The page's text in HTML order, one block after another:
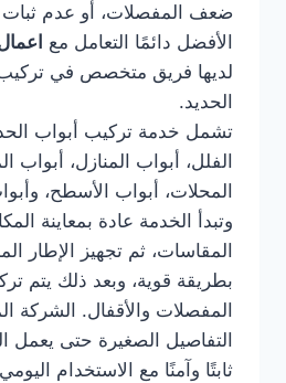
ضعف المفصلات، أو عدم
الأفضل دائمًا التعامل مع
لديها فريق متخصص في تركيب
الحديد.
تشمل خدمة تركيب أبواب
الفلل، أبواب المنازل، أبواب
المحلات، أبواب الأسطح،
وتبدأ الخدمة عادة بمعاينة
المقاسات، ثم تجهيز الإطار
بطريقة قوية، وبعد ذلك يتم
المفصلات والأقفال. الشركة
التفاصيل الصغيرة حتى يعمل
ثابتًا وآمنًا مع الاستخدام